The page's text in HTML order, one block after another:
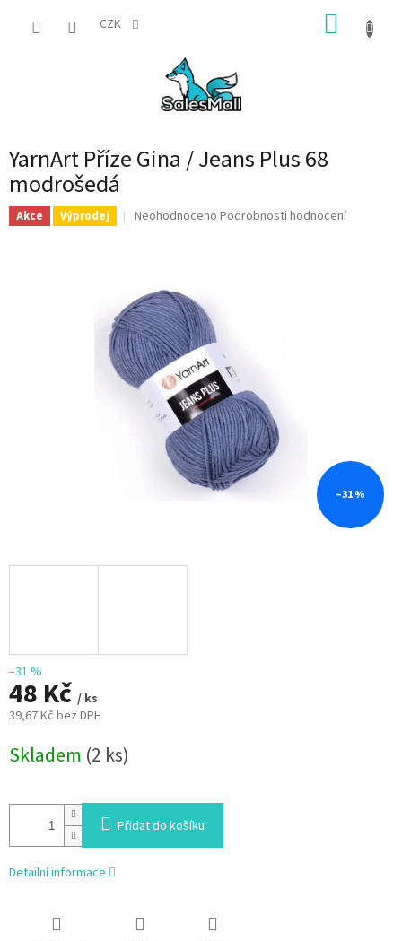
CZK
YarnArt Příze Gina / Jeans Plus 68
modrošedá
Akce Výprodej
Průměrné
z
5
hvězdiček.
Neohodnoceno Podrobnosti hodnocení
–31 %
–31 %
48 Kč / ks
39,67 Kč bez DPH
cena:
Skladem (2 ks)
Přidat do košíku
Detailní informace